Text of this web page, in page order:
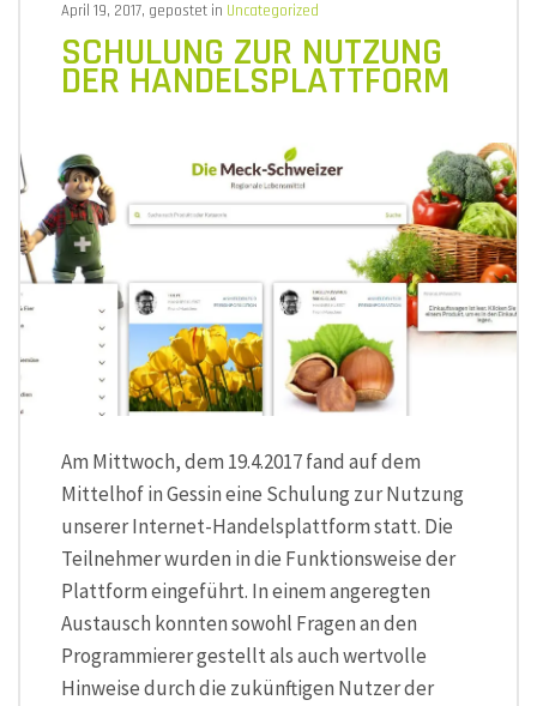
April 19, 2017, gepostet in Uncategorized
SCHULUNG ZUR NUTZUNG
DER HANDELSPLATTFORM
Am Mittwoch, dem 19.4.2017 fand auf dem
Mittelhof in Gessin eine Schulung zur Nutzung
unserer Internet-Handelsplattform statt. Die
Teilnehmer wurden in die Funktionsweise der
Plattform eingeführt. In einem angeregten
Austausch konnten sowohl Fragen an den
Programmierer gestellt als auch wertvolle
Hinweise durch die zukünftigen Nutzer der